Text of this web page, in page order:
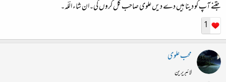
جتنے آپ کو دینا ہیں دے دیں علوی صاحب کل کروں گی۔ان شاء الّلّہ۔
1
محب علوی
لائبریرین